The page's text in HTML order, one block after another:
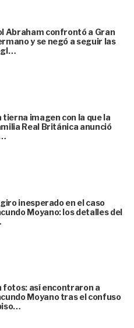
Abraham confrontó a Gran
y se negó a seguir las
tierna imagen con la que la
Real Británica anunció
giro inesperado en el caso
Moyano: los detalles del
fotos: así encontraron a
Moyano tras el confuso